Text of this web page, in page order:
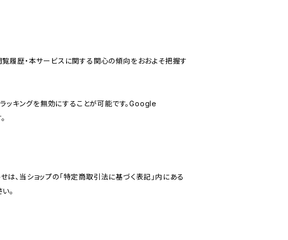
履歴・本サービスに関する関心の傾向をおおよそ把握す
ッキングを無効にすることが可能です。Google
、当ショップの「特定商取引法に基づく表記」内にある
。